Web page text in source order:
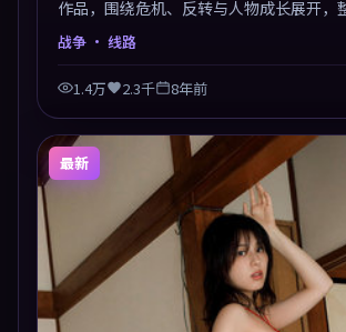
作品，围绕危机、反转与人物成长展开，
凑，值得推荐观看。
战争 · 线路
1.4万 2.3千 8年前
最新